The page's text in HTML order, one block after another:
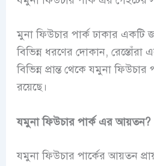
মুনা ফিউচার পার্ক ঢাকার একটি
বিভিন্ন ধরণের দোকান,
বিভিন্ন প্রান্ত থেকে যমুনা ফিউচার
রয়েছে।
যমুনা ফিউচার পার্ক এর আয়তন?
যমুনা ফিউচার পার্কের আয়তন